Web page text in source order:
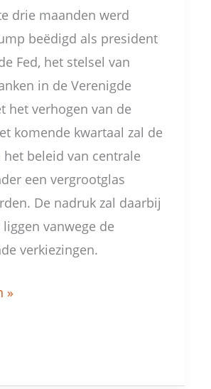
drie maanden werd
beëdigd als president
Fed, het stelsel van
in de Verenigde
het verhogen van de
komende kwartaal zal de
beleid van centrale
een vergrootglas
De nadruk zal daarbij
vanwege de
verkiezingen.
»